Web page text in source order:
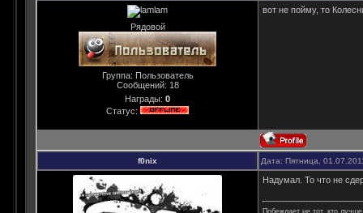
Рядовой
Группа: Пользователь
Сообщений: 18
Награды: 0
Статус:
вот не пойму, то
f0nix Дата: Пятница,
Надумал. То что не
Побеждает не тот, кто